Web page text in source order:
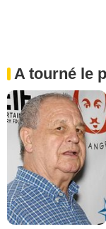
A tourné le